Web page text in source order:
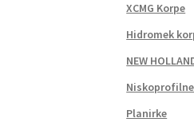
XCMG Korpe
Hidromek
NEW
Planirke